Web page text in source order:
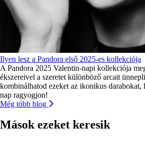
Ilyen lesz a Pandora első 2025-es kollekciója
A Pandora 2025 Valentin-napi kollekciója
ékszereivel a szeretet különböző arcait
kombinálhatod ezeket az ikonikus darabokat,
nap ragyogjon!
Még több blog
Mások ezeket keresik